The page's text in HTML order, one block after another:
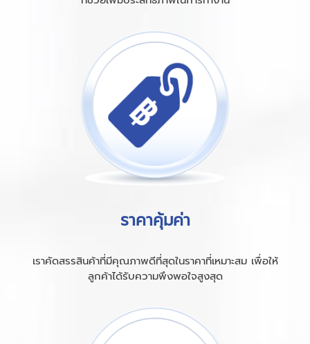
ราคาคุ้มค่า
เราคัดสรรสินค้าที่มีคุณภาพดีที่สุดในราคาที่เหมาะสม เพื่อให้
ลูกค้าได้รับความพึงพอใจสูงสุด